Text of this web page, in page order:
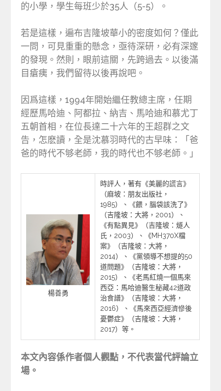
的小學，學生每班少於35人（5-5）。
若是這樣，遍布吉隆坡華小的密度如何？僅此
一問，可見重重的懸念，亟待深研，必有深邃
的發現。然則，眼前這關，先跨過去。以後滿
目瘡痍，我們留待以後再說吧。
因爲這樣，1994年開始繼任教總主席，任期
經歷馬哈迪、阿都拉、納吉、馬哈迪和慕尤丁
五朝首相，在位長達二十六年的王超群之文
告，怎麽讀，全是沈慕羽時代的古早味：「爸
爸的時代不够老師，我的時代也不够老師。」
楊善勇
時評人，著有《美麗的謊言》
（麻坡：朋友出版社，
1985）、《餵，腦袋該洗了》
（吉隆坡：大將，2001）、
《有點異見》（吉隆坡：燧人
氏，2003）、《MH370X檔
案》（吉隆坡：大將，
2014）、《黨領導不想提的50
道問題》（吉隆坡：大將，
2015）、《老馬紅燒一個馬來
西亞：馬哈迪醫生秘藏42道政
治食譜》（吉隆坡：大將，
2016）、《馬來西亞經濟慘後
憂鬱症》（吉隆坡：大將，
2017）等。
本文內容係作者個人觀點，不代表當代評論立
場。